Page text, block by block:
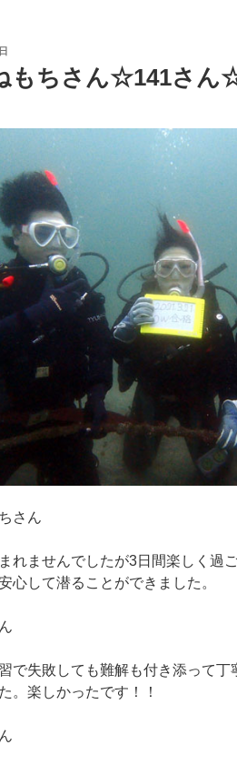
もちさん☆141さ
さん
れませんでしたが3日間楽しく過
心して潜ることができました。
で失敗しても難解も付き添って丁
。楽しかったです！！